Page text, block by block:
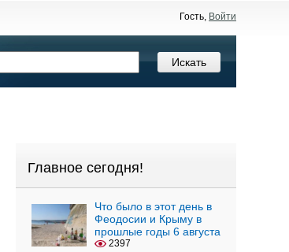
Гость, Войти
Главное сегодня!
Что было в этот день в
Феодосии и Крыму в
прошлые годы 6 августа
2397